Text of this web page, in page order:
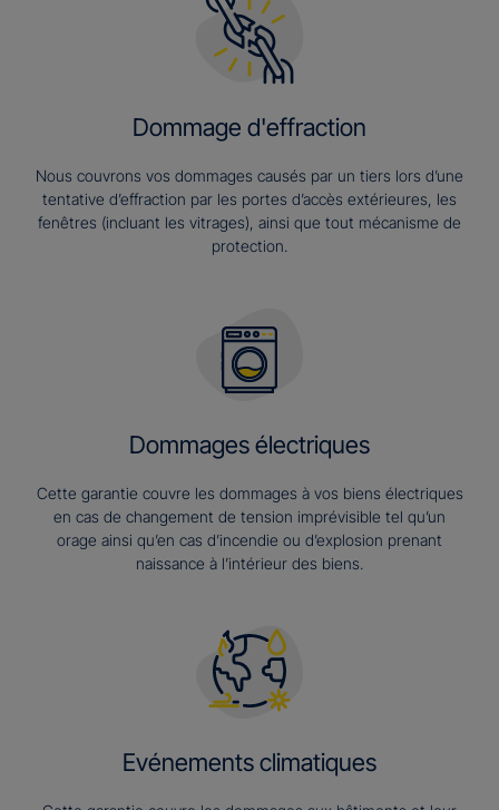
Dommage d'effraction
Nous couvrons vos dommages causés par un tiers lors d’une
tentative d’effraction par les portes d’accès extérieures, les
fenêtres (incluant les vitrages), ainsi que tout mécanisme de
protection.
Dommages électriques
Cette garantie couvre les dommages à vos biens électriques
en cas de changement de tension imprévisible tel qu’un
orage ainsi qu’en cas d’incendie ou d’explosion prenant
naissance à l’intérieur des biens.
Evénements climatiques